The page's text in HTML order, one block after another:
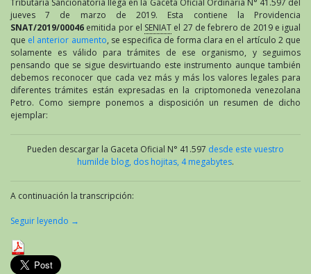
Tributaria Sancionatoria llega en la Gaceta Oficial Ordinaria N° 41.597 del
jueves 7 de marzo de 2019. Esta contiene la Providencia
SNAT/2019/00046 emitida por el SENIAT el 27 de febrero de 2019 e igual
que el anterior aumento, se especifica de forma clara en el artículo 2 que
solamente es válido para trámites de ese organismo, y seguimos
pensando que se sigue desvirtuando este instrumento aunque también
debemos reconocer que cada vez más y más los valores legales para
diferentes trámites están expresadas en la criptomoneda venezolana
Petro. Como siempre ponemos a disposición un resumen de dicho
ejemplar:
Pueden descargar la Gaceta Oficial N° 41.597 desde este vuestro
humilde blog, dos hojitas, 4 megabytes.
A continuación la transcripción:
Seguir leyendo →